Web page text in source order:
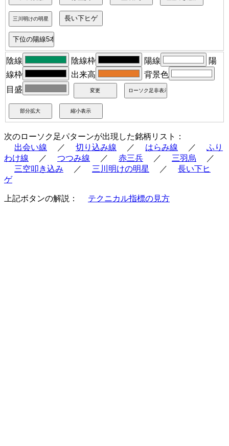
陰線 陰線枠 陽線
陽
線枠
出来高
背景色
目盛
次のローソク足パターンが出現した銘柄リスト：
出会い線
／ 切り込み線 ／ はらみ線 ／
ふり
わけ線
／ つつみ線 ／ 赤三兵 ／ 三羽烏
／
三空叩き込み
／ 三川明けの明星 ／
長い下ヒ
ゲ
上記ボタンの解説： テクニカル指標の見方